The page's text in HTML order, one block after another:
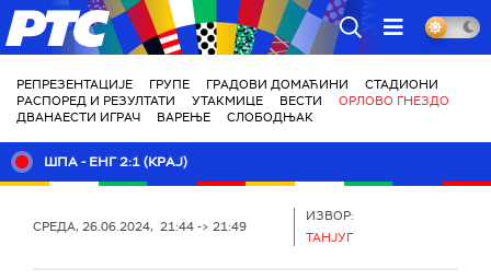
РТС
РЕПРЕЗЕНТАЦИЈЕ ГРУПЕ ГРАДОВИ ДОМАЋИНИ
СТАДИОНИ
РАСПОРЕД И РЕЗУЛТАТИ
УТАКМИЦЕ ВЕСТИ
ОРЛОВО ГНЕЗДО
ДВАНАЕСТИ ИГРАЧ
ВАРЕЊЕ СЛОБОДЊАК
ШПА - ЕНГ 2:1 (КРАЈ)
СРЕДА, 26.06.2024, 21:44 -> 21:49
ИЗВОР:
ТАНЈУГ